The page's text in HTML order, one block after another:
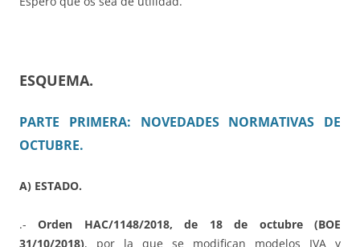
ESQUEMA.
PARTE PRIMERA: NOVEDADES NORMATIVAS DE
OCTUBRE.
A) ESTADO.
.-Orden HAC/1148/2018, de 18 de octubre (BOE
31/10/2018), por la que se modifican modelos IVA y